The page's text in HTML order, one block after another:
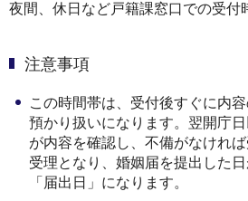
夜間、休日など戸籍課窓口での受付
注意事項
この時間帯は、受付後すぐに内
預かり扱いになります。翌開庁
が内容を確認し、不備がなけれ
受理となり、婚姻届を提出した
「届出日」になります。